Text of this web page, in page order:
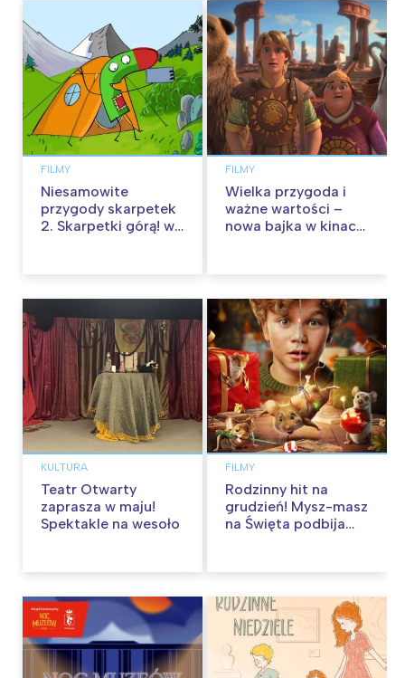
FILMY
Niesamowite
przygody skarpetek
2. Skarpetki górą! w
FILMY
Wielka przygoda i
ważne wartości –
nowa bajka w kinach
KULTURA
Teatr Otwarty
zaprasza w maju!
Spektakle na wesoło
FILMY
Rodzinny hit na
grudzień! Mysz-masz
na Święta podbija